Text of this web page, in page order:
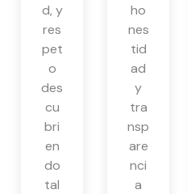
d, y
res
pet
o
des
cu
bri
en
do
tal
ho
nes
tid
ad
y
tra
nsp
are
nci
a